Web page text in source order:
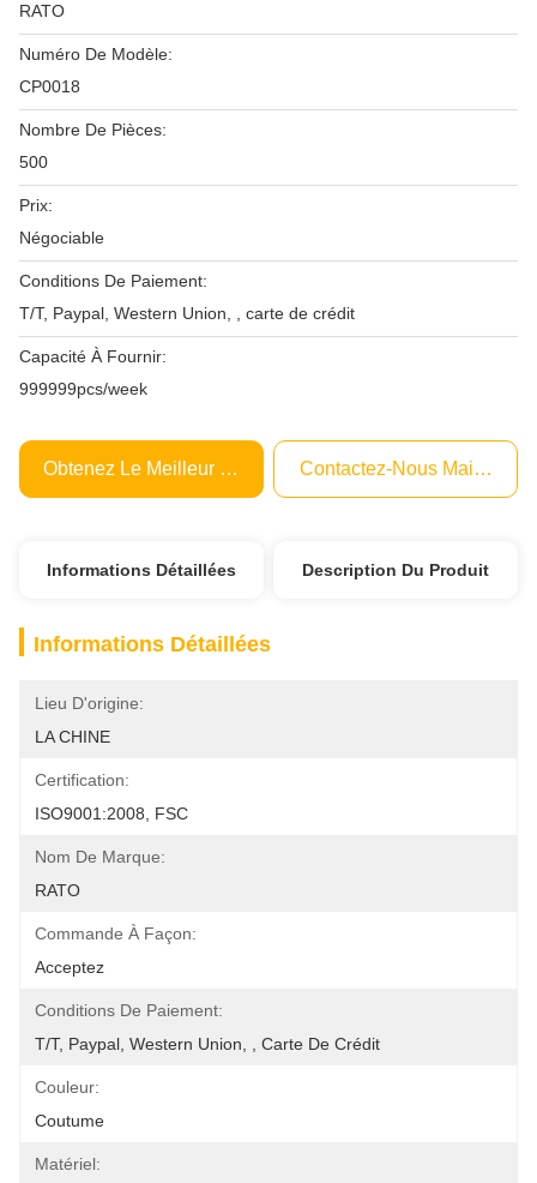
RATO
Numéro De Modèle:
CP0018
Nombre De Pièces:
500
Prix:
Négociable
Conditions De Paiement:
T/T, Paypal, Western Union, , carte de crédit
Capacité À Fournir:
999999pcs/week
Obtenez Le Meilleur Prix Contactez-Nous Maintenant
Informations Détaillées Description Du Produit
Informations Détaillées
Lieu D'origine:
LA CHINE
Certification:
ISO9001:2008, FSC
Nom De Marque:
RATO
Commande À Façon:
Acceptez
Conditions De Paiement:
T/T, Paypal, Western Union, , Carte De Crédit
Couleur:
Coutume
Matériel: